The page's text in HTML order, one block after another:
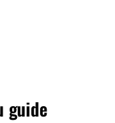
guide